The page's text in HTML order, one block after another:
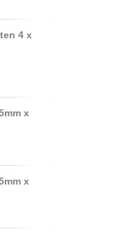
4 x
x
x